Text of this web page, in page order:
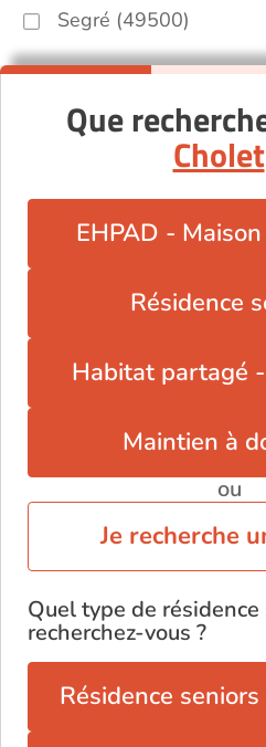
Segré (49500)
Que
Cholet
EHPAD -
Résidence
Habitat partagé
Maintien à
ou
Je recherche
Quel type de résidence
recherchez-vous ?
Résidence